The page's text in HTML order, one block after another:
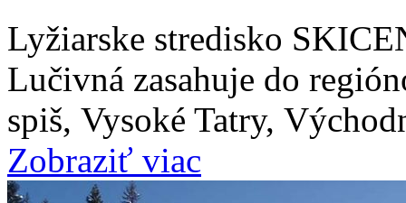
Lyžiarske stredisko
Lučivná zasahuje do
spiš, Vysoké Tatry,
Zobraziť viac